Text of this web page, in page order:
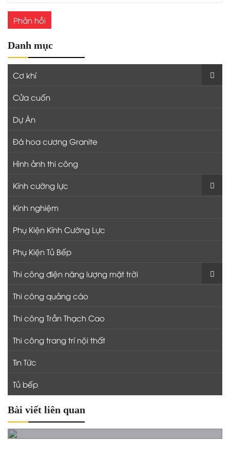
Danh mục
Cơ khí
Cửa cuốn
Dự Án
Đá hoa cương Granite
Hình ảnh thi công
Kính cường lực
Kinh nghiệm
Phụ Kiện Kính Cường Lực
Phụ Kiện Tủ Bếp
Thi công điện năng lượng mặt trời
Thi công quảng cáo
Thi công Trần Thạch Cao
Thi công trang trí nội thất
Tin Tức
Tủ bếp
Bài viết liên quan
Báo giá cửa cuốn Sơn Trà